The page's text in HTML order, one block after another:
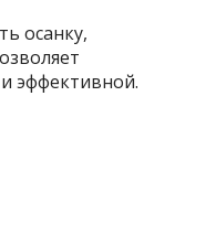
осанку,
эффективной.